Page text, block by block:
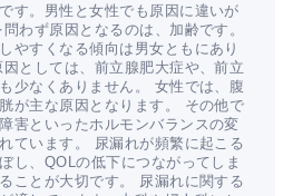
す。男性と女性でも原因に違いが
わず原因となるのは、加齢です。
やすくなる傾向は男女ともにあり
としては、前立腺肥大症や、前立
少なくありません。 女性では、腹
が主な原因となります。 その他で
害といったホルモンバランスの変
ています。 尿漏れが頻繁に起こる
し、QOLの低下につながってしま
ことが大切です。 尿漏れに関する